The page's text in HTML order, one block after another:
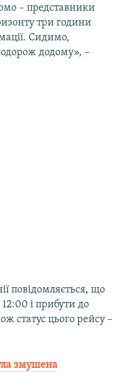
– представники
три години
Сидимо,
додому», –
повідомляється, що
і прибути до
статус цього рейсу –
змушена